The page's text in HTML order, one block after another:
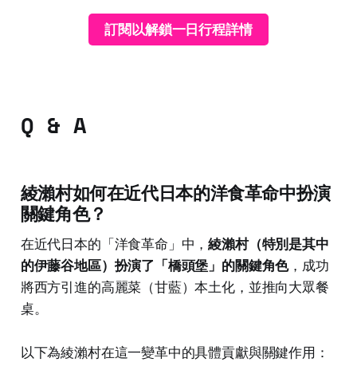
訂閱以解鎖一日行程詳情
Q & A
綾瀨村如何在近代日本的洋食革命中扮演
關鍵角色？
在近代日本的「洋食革命」中，綾瀨村（特別是其中
的伊藤谷地區）扮演了「橋頭堡」的關鍵角色，成功
將西方引進的高麗菜（甘藍）本土化，並推向大眾餐
桌。
以下為綾瀨村在這一變革中的具體貢獻與關鍵作用：